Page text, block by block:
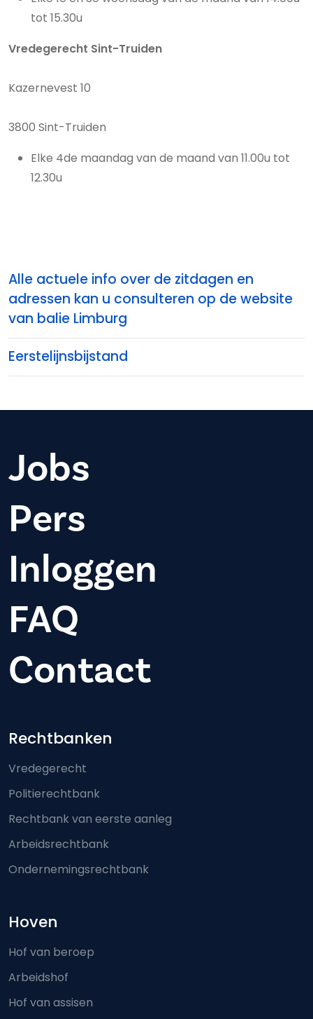
tot 15.30u
Vredegerecht Sint-Truiden
Kazernevest 10
3800 Sint-Truiden
Elke 4de maandag van de maand van 11.00u tot
12.30u
Alle actuele info over de zitdagen en
adressen kan u consulteren op de website
van balie Limburg
Eerstelijnsbijstand
Jobs
Pers
Inloggen
FAQ
Contact
Footer-menu
Rechtbanken
Vredegerecht
Politierechtbank
Rechtbank van eerste aanleg
Arbeidsrechtbank
Ondernemingsrechtbank
Hoven
Hof van beroep
Arbeidshof
Hof van assisen